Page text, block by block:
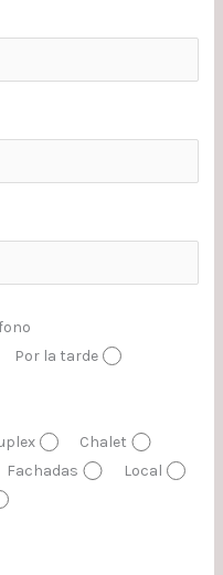
Por la tarde
Chalet
Fachadas
Local